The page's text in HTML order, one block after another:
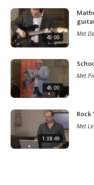
45:00 Met
45:00
Met
1:38:49
Met